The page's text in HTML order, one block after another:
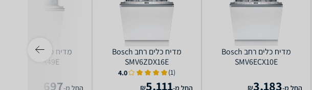
מדיח כלים ‏רחב Bosch
SMV6ECX10E
החל מ-3,183
₪
מדיח כלים ‏רחב Bosch
SMV6ZDX16E
(1)
4.0
החל מ-5,111
₪
SMV6ZCX49E
החל מ-4,697